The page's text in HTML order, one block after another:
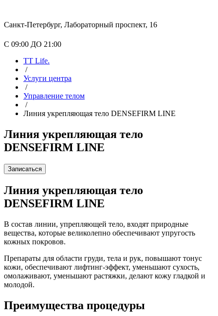
Санкт-Петербург, Лабораторный проспект, 16
С 09:00 ДО 21:00
TT Life.
/
Услуги центра
/
Управление телом
/
Линия укрепляющая тело DENSEFIRM LINE
Линия укрепляющая тело
DENSEFIRM LINE
Записаться
Линия укрепляющая тело
DENSEFIRM LINE
В состав линии, упрепляющей тело, входят природные
вещества, которые великолепно обеспечивают упругость
кожных покровов.
Препараты для области груди, тела и рук, повышают тонус
кожи, обеспечивают лифтинг-эффект, уменьшают сухость,
омолаживают, уменьшают растяжки, делают кожу гладкой и
молодой.
Преимущества процедуры